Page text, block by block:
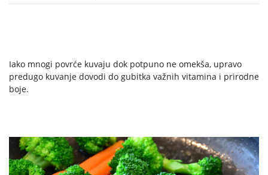
Iako mnogi povrće kuvaju dok potpuno ne omekša, upravo
predugo kuvanje dovodi do gubitka važnih vitamina i prirodne
boje.